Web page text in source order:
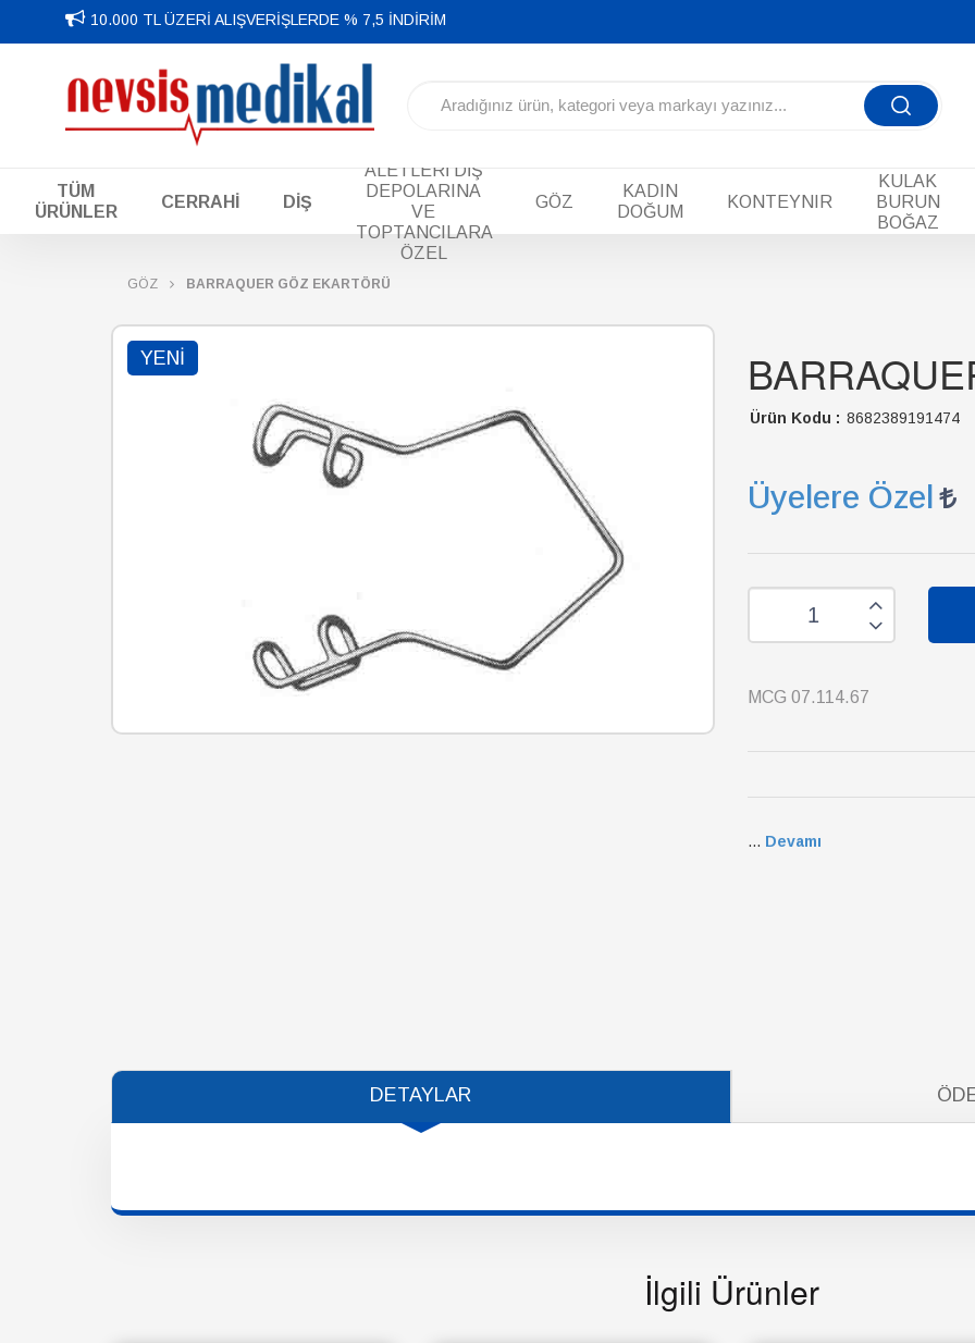
10.000 TL ÜZERİ ALIŞVERİŞLERDE % 7,5 İNDİRİM
TÜM
ÜRÜNLER
CERRAHİ DİŞ
ALETLERİ DİŞ
DEPOLARINA
VE
TOPTANCILARA
ÖZEL
GÖZ
KADIN
DOĞUM
KONTEYNIR
KULAK
BURUN
BOĞAZ
GÖZ BARRAQUER GÖZ EKARTÖRÜ
YENI
Ürün Kodu : 8682389191474
Üyelere Özel
MCG 07.114.67
... Devamı
DETAYLAR
İlgili Ürünler